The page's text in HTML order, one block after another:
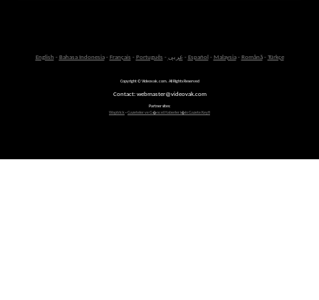
English - Bahasa Indonesia- Français - Português - عربى- Español - Malaysia- Română- Türkçe
Copyright © Videovak.com. All Rights Reserved
Contact: webmaster@videovak.com
Partner sites:
Waptrick-Gazeteler ve G�ncel Haberler i�in Gazete Keyfi